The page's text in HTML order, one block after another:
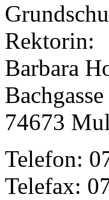
Rektorin:
Barbara
74673
Telefon:
Telefax: